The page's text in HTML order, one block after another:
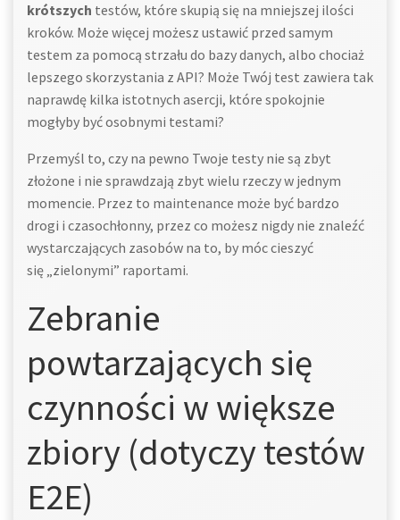
krótszych testów, które skupią się na mniejszej ilości
kroków. Może więcej możesz ustawić przed samym
testem za pomocą strzału do bazy danych, albo chociaż
lepszego skorzystania z API? Może Twój test zawiera tak
naprawdę kilka istotnych asercji, które spokojnie
mogłyby być osobnymi testami?
Przemyśl to, czy na pewno Twoje testy nie są zbyt
złożone i nie sprawdzają zbyt wielu rzeczy w jednym
momencie. Przez to maintenance może być bardzo
drogi i czasochłonny, przez co możesz nigdy nie znaleźć
wystarczających zasobów na to, by móc cieszyć
się „zielonymi” raportami.
Zebranie
powtarzających się
czynności w większe
zbiory (dotyczy testów
E2E)